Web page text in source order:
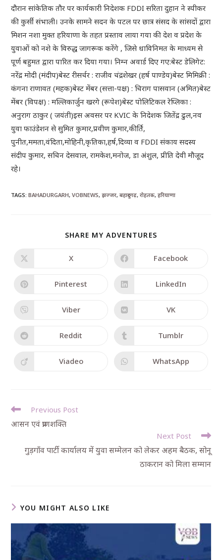
दौरान सांकेतिक तौर पर कार्यकारी निदेशक FDDI सरिता दुहान ने स्पीकर
की कुर्सी संभाली। उनके सामने सदन के पटल पर छात्र संसद के सांसदों द्वारा
मिशन नशा मुक्त हरियाणा के तहत प्रस्ताव लाया गया की देश व प्रदेश के
युवाओं को नशे के विरुद्ध जागरूक करेंगे , जिसे धाविनिमत के माध्यम से
पूर्ण बहुमत द्वारा पारित कर दिया गया। निम्न अवार्ड दिए गए:बेस्ट डेलिगेट:
नरेंद्र मोदी (मंदीप)बेस्ट रीसर्चर : राजीव चंद्रशेखर (हर्ष पाण्डेय)बेस्ट मिमिक्री :
कंगना राणावत (महक)बेस्ट मेंबर (सत्ता-पक्ष) : चिराग पासवान (अमित)बेस्ट
मेंबर (विपक्ष) : मल्लिकार्जुन खरगे (रूपेश)बेस्ट पोलिटिकल रेप्लिका :
अनुराग ठाकुर ( जयंती)इस अवसर पर KVIC के निदेशक जितेंद्र ढुल,नव
युवा फाउंडेशन से सुमित कुमार,प्रवीण कुमार,कीर्ति,
पुनीत,ममता,वंदिता,मोहिनी,कृतिका,हर्ष,दिव्या व FDDI संकाय सदस्य
संदीप कुमार, सचिन देसवाल, रामकेश,मनोज, डा अंशुल, प्रीति देवी मौजूद
रहे।
TAGS:BAHADURGARH, VOBNEWS, झज्जर, बहादुरगढ़, रोहतक, हरियाणा
SHARE MY ADVENTURES
X Facebook
Pinterest LinkedIn
Viber VK
Reddit Tumblr
Viadeo WhatsApp
Previous Post
आसन एवं प्राणशक्ति
Next Post
गुड़गाँव पार्टी कार्यालय में युवा सम्मेलन को लेकर अहम बैठक, सोनू
ठाकरान को मिला सम्मान
YOU MIGHT ALSO LIKE